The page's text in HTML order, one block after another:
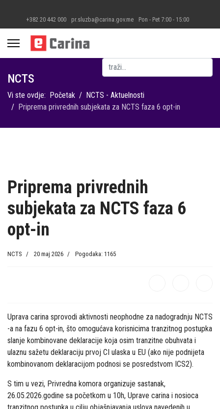
+382 20 442 000 pr.sluzba@carina.gov.me Pon - Pet 7:00 - 15:00
Pretraga
NCTS
Vi ste ovdje: Početak
NCTS - Aktuelnosti
Priprema privrednih subjekata za NCTS faza 6 opt-in
Priprema privrednih
subjekata za NCTS faza 6
opt-in
NCTS 20 maj 2026 Pogodaka: 1165
Uprava carina sprovodi aktivnosti neophodne za nadogradnju NCTS
-a na fazu 6 opt-in, što omogućava korisnicima tranzitnog postupka
slanje kombinovane deklaracije koja osim tranzitne obuhvata i
ulaznu sažetu deklaraciju prvoj CI ulaska u EU (ako nije podnijeta
kombinovanom deklaracijom podnosi se posredstvom ICS2).
S tim u vezi, Privredna komora organizuje sastanak,
26.05.2026.godine sa početkom u 10h, Uprave carina i nosioca